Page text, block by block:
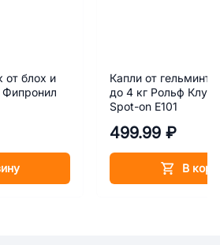
блох и
Капли от
до 4 кг Рольф Клуб
Spot-on Е101
499.99 ₽
В